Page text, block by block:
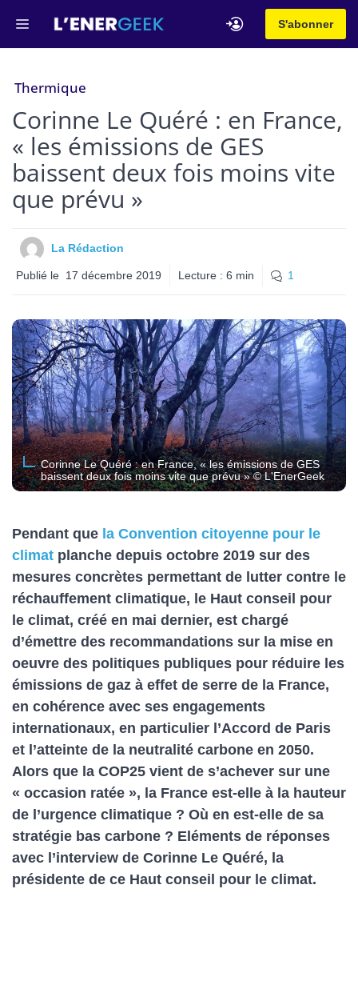
contenu
S'abonner
Menu
Thermique
Corinne Le Quéré : en France,
« les émissions de GES
baissent deux fois moins vite
que prévu »
La Rédaction
Publié le 17 décembre 2019 Lecture : 6 min 1
Corinne Le Quéré : en France, « les émissions de GES
baissent deux fois moins vite que prévu » © L'EnerGeek
Pendant que la Convention citoyenne pour le
climat planche depuis octobre 2019 sur des
mesures concrètes permettant de lutter contre le
réchauffement climatique, le Haut conseil pour
le climat, créé en mai dernier, est chargé
d’émettre des recommandations sur la mise en
oeuvre des politiques publiques pour réduire les
émissions de gaz à effet de serre de la France,
en cohérence avec ses engagements
internationaux, en particulier l’Accord de Paris
et l’atteinte de la neutralité carbone en 2050.
Alors que la COP25 vient de s’achever sur une
« occasion ratée », la France est-elle à la hauteur
de l’urgence climatique ? Où en est-elle de sa
stratégie bas carbone ? Eléments de réponses
avec l’interview de Corinne Le Quéré, la
présidente de ce Haut conseil pour le climat.